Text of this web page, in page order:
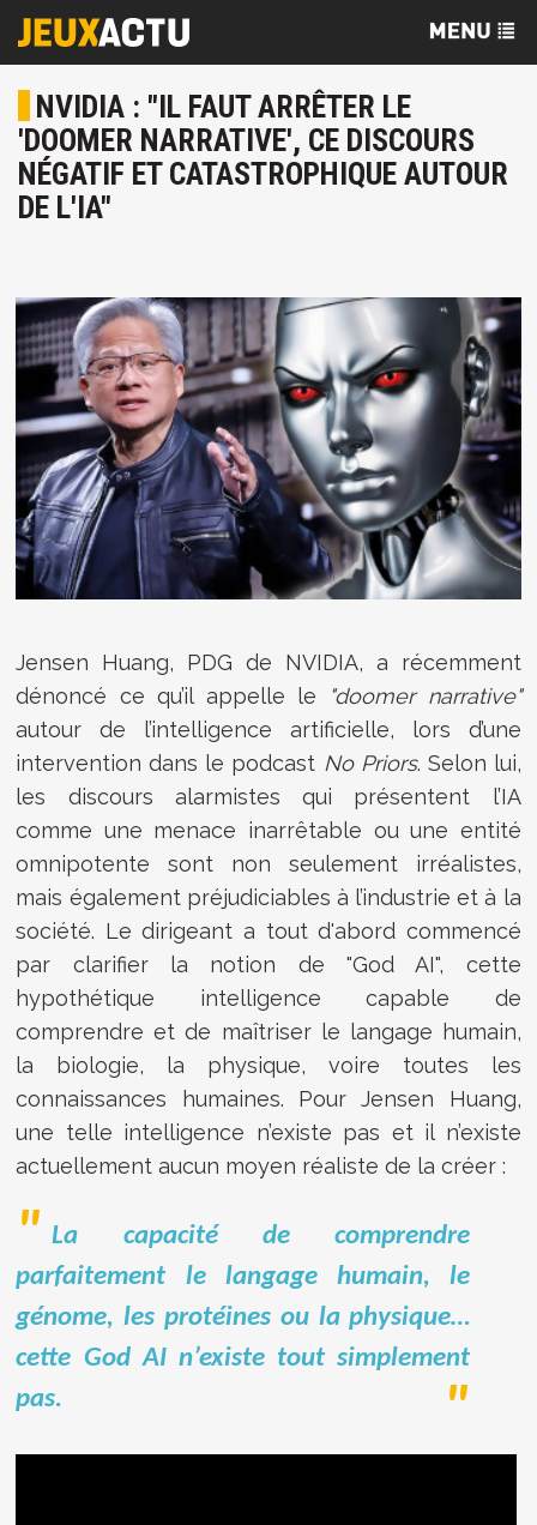
NVIDIA : "IL FAUT ARRÊTER LE
'DOOMER NARRATIVE', CE DISCOURS
NÉGATIF ET CATASTROPHIQUE AUTOUR
DE L'IA"
Jensen Huang, PDG de NVIDIA, a récemment
dénoncé ce qu’il appelle le
"doomer narrative"
autour de l’intelligence artificielle, lors d’une
intervention dans le podcast No Priors. Selon lui,
les discours alarmistes qui présentent l’IA
comme une menace inarrêtable ou une entité
omnipotente sont non seulement irréalistes,
mais également préjudiciables à l’industrie et à la
société. Le dirigeant a tout d'abord commencé
par clarifier la notion de "God AI", cette
hypothétique intelligence capable de
comprendre et de maîtriser le langage humain,
la biologie, la physique, voire toutes les
connaissances humaines. Pour Jensen Huang,
une telle intelligence n’existe pas et il n’existe
actuellement aucun moyen réaliste de la créer :
La capacité de comprendre
parfaitement le langage humain, le
génome, les protéines ou la physique…
cette God AI n’existe tout simplement
pas.